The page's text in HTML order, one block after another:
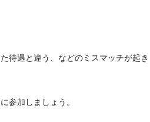
待遇と違う、などのミスマッチが起き
参加しましょう。